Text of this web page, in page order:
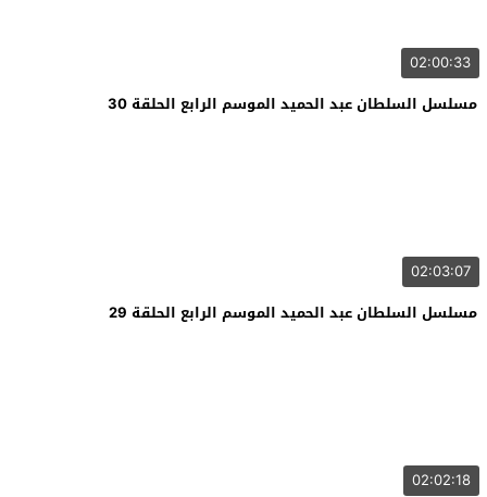
02:00:33
مسلسل السلطان عبد الحميد الموسم الرابع الحلقة 30
02:03:07
مسلسل السلطان عبد الحميد الموسم الرابع الحلقة 29
02:02:18